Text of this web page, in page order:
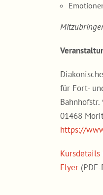
für Fort-
Bahnhofstr.
01468
https://
Kursdetails
Flyer